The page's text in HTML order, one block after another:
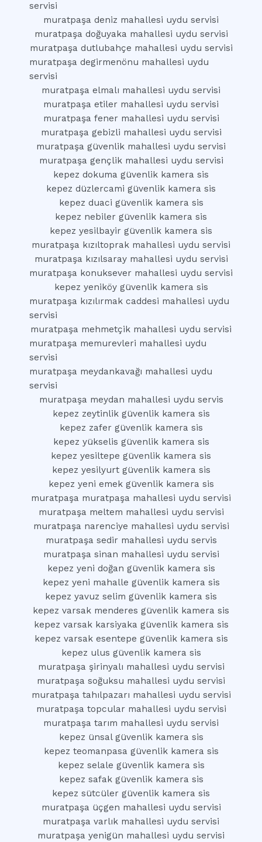
servisi
muratpaşa deniz mahallesi uydu servisi
muratpaşa doğuyaka mahallesi uydu servisi
muratpaşa dutlubahçe mahallesi uydu servisi
muratpaşa degirmenönu mahallesi uydu
servisi
muratpaşa elmalı mahallesi uydu servisi
muratpaşa etiler mahallesi uydu servisi
muratpaşa fener mahallesi uydu servisi
muratpaşa gebizli mahallesi uydu servisi
muratpaşa güvenlik mahallesi uydu servisi
muratpaşa gençlik mahallesi uydu servisi
kepez dokuma güvenlik kamera sis
kepez düzlercami güvenlik kamera sis
kepez duaci güvenlik kamera sis
kepez nebiler güvenlik kamera sis
kepez yesilbayir güvenlik kamera sis
muratpaşa kızıltoprak mahallesi uydu servisi
muratpaşa kızılsaray mahallesi uydu servisi
muratpaşa konuksever mahallesi uydu servisi
kepez yeniköy güvenlik kamera sis
muratpaşa kızılırmak caddesi mahallesi uydu
servisi
muratpaşa mehmetçik mahallesi uydu servisi
muratpaşa memurevleri mahallesi uydu
servisi
muratpaşa meydankavağı mahallesi uydu
servisi
muratpaşa meydan mahallesi uydu servis
kepez zeytinlik güvenlik kamera sis
kepez zafer güvenlik kamera sis
kepez yükselis güvenlik kamera sis
kepez yesiltepe güvenlik kamera sis
kepez yesilyurt güvenlik kamera sis
kepez yeni emek güvenlik kamera sis
muratpaşa muratpaşa mahallesi uydu servisi
muratpaşa meltem mahallesi uydu servisi
muratpaşa narenciye mahallesi uydu servisi
muratpaşa sedir mahallesi uydu servis
muratpaşa sinan mahallesi uydu servisi
kepez yeni doğan güvenlik kamera sis
kepez yeni mahalle güvenlik kamera sis
kepez yavuz selim güvenlik kamera sis
kepez varsak menderes güvenlik kamera sis
kepez varsak karsiyaka güvenlik kamera sis
kepez varsak esentepe güvenlik kamera sis
kepez ulus güvenlik kamera sis
muratpaşa şirinyalı mahallesi uydu servisi
muratpaşa soğuksu mahallesi uydu servisi
muratpaşa tahılpazarı mahallesi uydu servisi
muratpaşa topcular mahallesi uydu servisi
muratpaşa tarım mahallesi uydu servisi
kepez ünsal güvenlik kamera sis
kepez teomanpasa güvenlik kamera sis
kepez selale güvenlik kamera sis
kepez safak güvenlik kamera sis
kepez sütcüler güvenlik kamera sis
muratpaşa üçgen mahallesi uydu servisi
muratpaşa varlık mahallesi uydu servisi
muratpaşa yenigün mahallesi uydu servisi